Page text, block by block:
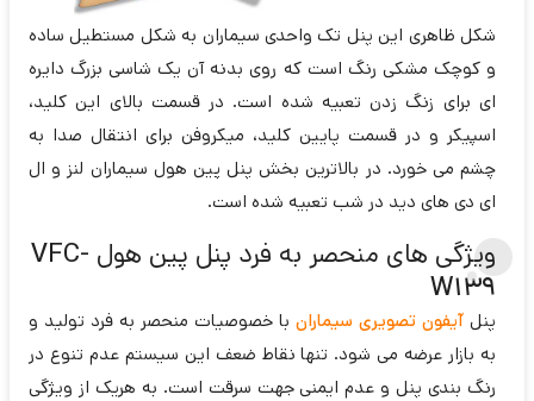
شکل ظاهری این پنل تک واحدی سیماران به شکل مستطیل ساده
و کوچک مشکی رنگ است که روی بدنه آن یک شاسی بزرگ دایره
ای برای زنگ زدن تعبیه شده است. در قسمت بالای این کلید،
اسپیکر و در قسمت پایین کلید، میکروفن برای انتقال صدا به
چشم می خورد. در بالاترین بخش پنل پین هول سیماران لنز و ال
ای دی های دید در شب تعبیه شده است.
ویژگی های منحصر به فرد پنل پین هول VFC-
W139
پنل آیفون تصویری سیماران با خصوصیات منحصر به فرد تولید و
به بازار عرضه می شود. تنها نقاط ضعف این سیستم عدم تنوع در
رنگ بندی پنل و عدم ایمنی جهت سرقت است. به هریک از ویژگی